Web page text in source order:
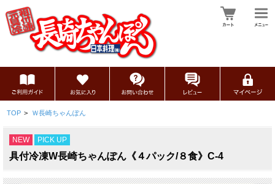
TOP > Ｗ長崎ちゃんぽん
NEW PICK UP
具付冷凍W長崎ちゃんぽん《４パック/８食》C-4